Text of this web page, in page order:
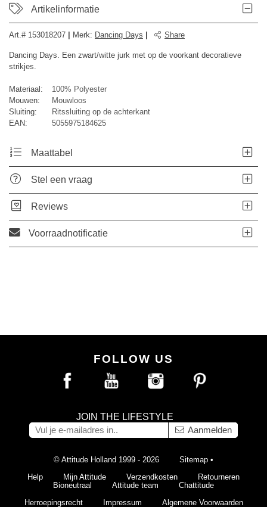
Artikelinformatie
Art.# 153018207 Merk: Dancing Days Share
Dancing Days. Een zwart/witte jurk met op de voorkant decoratieve
strikjes.
Materiaal:
100% Polyester
Mouwen:
Mouwloos
Sluiting:
Ritssluiting op de achterkant
EAN:
5055975184625
Maattabel
Stel een vraag
Reviews
Voorraadnotificatie
FOLLOW US
JOIN THE LIFESTYLE
Aanmelden
© Attitude Holland 1999 - 2026 Sitemap •
Help
Mijn Attitude Verzendkosten
Retourneren
Bioneutraal
Attitude team
Chattitude
Herroepingsrecht
Impressum
Algemene Voorwaarden